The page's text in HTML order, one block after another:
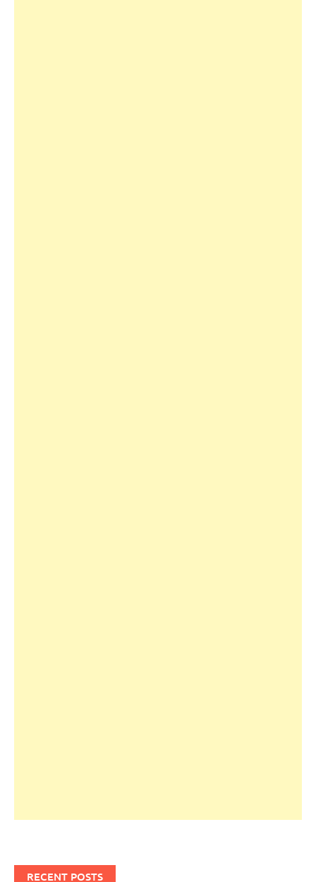
RECENT POSTS